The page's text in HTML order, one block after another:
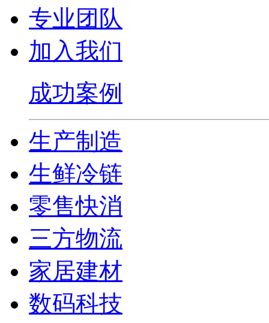
专业团队
加入我们
成功案例
生产制造
生鲜冷链
零售快消
三方物流
家居建材
数码科技